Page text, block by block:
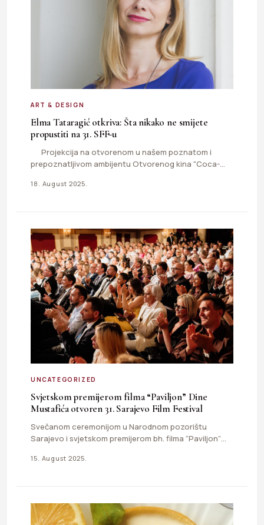
ART & DESIGN
Elma Tataragić otkriva: Šta nikako ne smijete
propustiti na 31. SFF-u
Projekcija na otvorenom u našem poznatom i
prepoznatljivom ambijentu Otvorenog kina "Coca-
18. August 2025.
UNCATEGORIZED
Svjetskom premijerom filma “Paviljon” Dine
Mustafića otvoren 31. Sarajevo Film Festival
Svečanom ceremonijom u Narodnom pozorištu
Sarajevo i svjetskom premijerom bh. filma “Paviljon”
15. August 2025.